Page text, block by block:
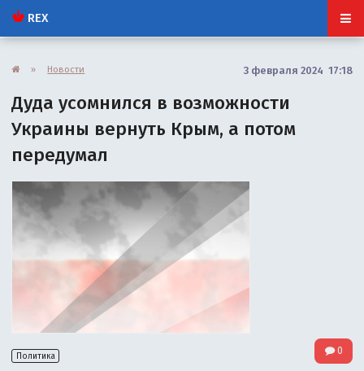
REX
» Новости 3 февраля 2024 17:18
Дуда усомнился в возможности
Украины вернуть Крым, а потом
передумал
Политика 0